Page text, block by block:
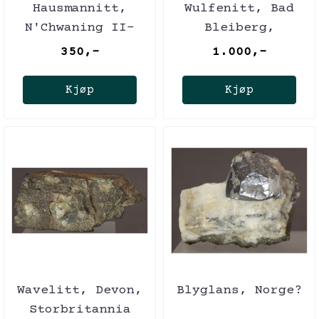
Hausmannitt,
N'Chwaning II-
gruven, Sør-
350,-
Kjøp
Wulfenitt, Bad
Bleiberg,
Østerrike
1.000,-
Kjøp
Wavelitt, Devon,
Storbritannia
Blyglans, Norge?